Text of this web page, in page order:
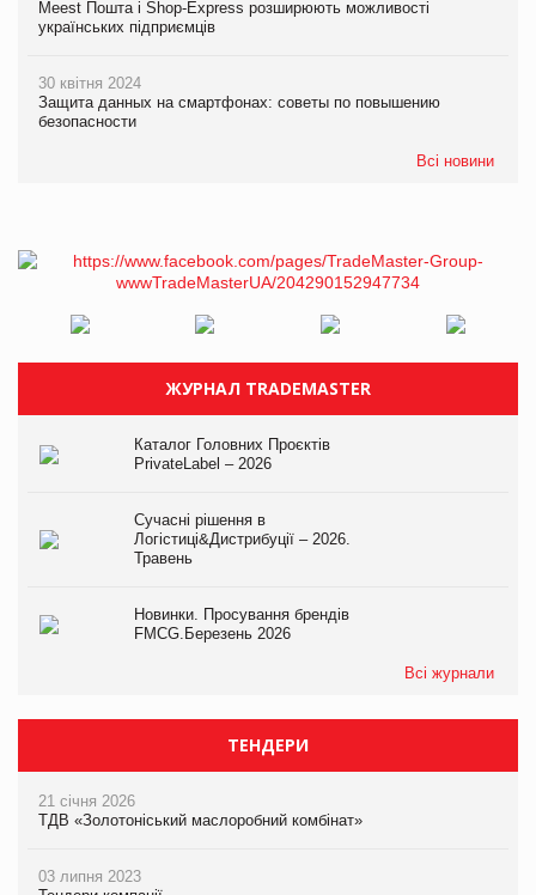
Meest Пошта і Shop-Express розширюють можливості
українських підприємців
30 квітня 2024
Защита данных на смартфонах: советы по повышению
безопасности
Всі новини
ЖУРНАЛ TRADEMASTER
Каталог Головних Проєктів
PrivateLabel – 2026
Сучасні рішення в
Логістиці&Дистрибуції – 2026.
Травень
Новинки. Просування брендів
FMCG.Березень 2026
Всі журнали
ТЕНДЕРИ
21 січня 2026
ТДВ «Золотоніський маслоробний комбінат»
03 липня 2023